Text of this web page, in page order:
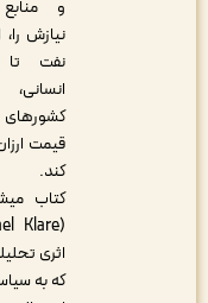
و منابع مورد
نیازش را، از گاز و
نفت تا نیروی
انسانی، از
کشورهای دیگر با
قیمت ارزان تأمین
کتاب میشل کلر
(Michael Klare)
اثری تحلیلی است
که به سیاست‌های